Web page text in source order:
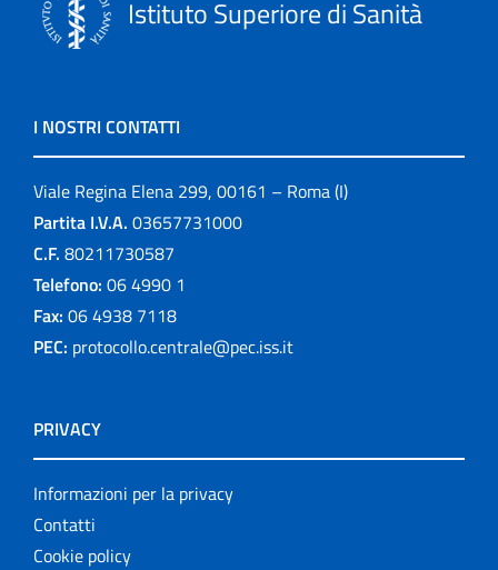
Istituto Superiore di Sanità
I NOSTRI CONTATTI
Viale Regina Elena 299, 00161 – Roma (I)
Partita I.V.A. 03657731000
C.F. 80211730587
Telefono: 06 4990 1
Fax: 06 4938 7118
PEC: protocollo.centrale@pec.iss.it
PRIVACY
Informazioni per la privacy
Contatti
Cookie policy